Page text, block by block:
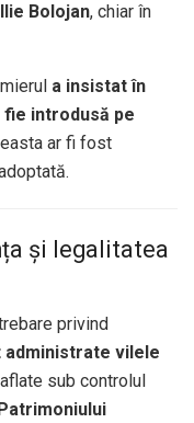
Bolojan, chiar în
a insistat în
introdusă pe
ar fi fost
și legalitatea
privind
administrate vilele
sub controlul